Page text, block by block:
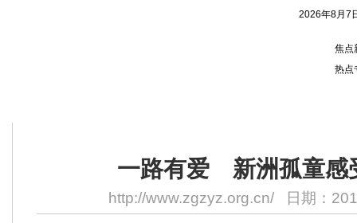
2026年8月7
焦点
热点
一路有爱 新洲孤童感
http://www.zgzyz.org.cn/日期：